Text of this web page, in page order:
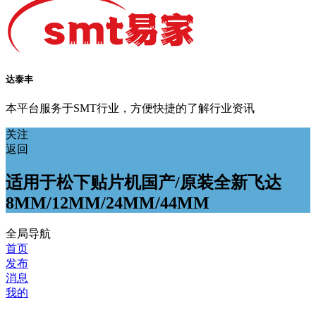
达泰丰
本平台服务于SMT行业，方便快捷的了解行业资讯
关注
返回
适用于松下贴片机国产/原装全新飞达
8MM/12MM/24MM/44MM
全局导航
首页
发布
消息
我的